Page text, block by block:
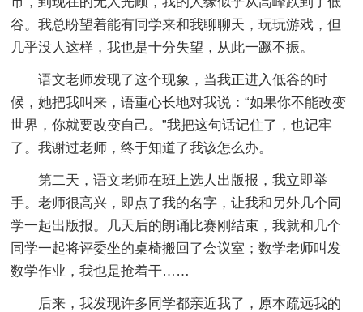
谷。我总盼望着能有同学来和我聊聊天，玩玩游戏，但
几乎没人这样，我也是十分失望，从此一蹶不振。
语文老师发现了这个现象，当我正进入低谷的时
候，她把我叫来，语重心长地对我说：“如果你不能改变
世界，你就要改变自己。”我把这句话记住了，也记牢
了。我谢过老师，终于知道了我该怎么办。
第二天，语文老师在班上选人出版报，我立即举
手。老师很高兴，即点了我的名字，让我和另外几个同
学一起出版报。几天后的朗诵比赛刚结束，我就和几个
同学一起将评委坐的桌椅搬回了会议室；数学老师叫发
数学作业，我也是抢着干……
后来，我发现许多同学都亲近我了，原本疏远我的